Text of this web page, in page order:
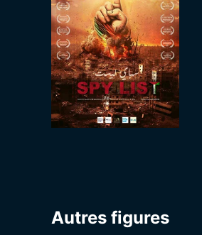
Autres figures